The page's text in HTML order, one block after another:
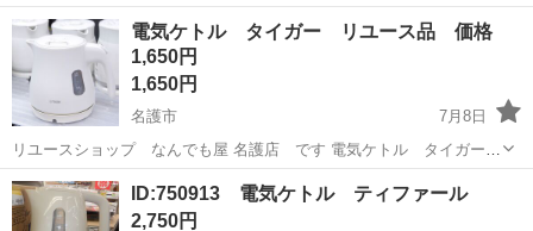
電気ケトル タイガー リユース品 価格
1,650円
1,650円
名護市
7月8日
リユースショップ なんでも屋 名護店 です 電気ケトル タイガー
リユース品 コンディション 【4】 多数入荷！ まとめ買いにおスス
メ！ 表示価格は「お持ち帰り価格」となっております。 コンデ...
沖縄 名護市 キッチン家電 リユース
ID:750913 電気ケトル ティファール
2,750円